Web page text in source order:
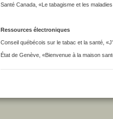
Santé Canada, «Le tabagisme et les
Ressources électroniques
Conseil québécois sur le tabac et la santé,
État de Genève, «Bienvenue à la maison